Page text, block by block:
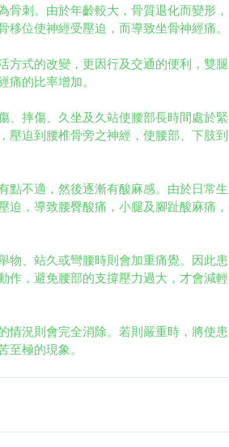
刺。由於年齡較大，骨質退化而變形，
位使神經受壓迫，而導致坐骨神經痛。
方式的改變，更因行及交通的便利，雙腿
的比率增加。
、摔傷、久坐及久站使腰部長時間處於緊
壓迫到腰椎骨旁之神經，使腰部、下肢到
點不適，然後逐漸有酸麻感。由於日常生
，導致腰臀酸痛，小腿及腳趾酸麻痛，
物、站久或彎腰時則會加重痛覺。因此患
作，避免腰部的支撐壓力過大，才會減輕
情況則會完全消除。若則嚴重時，將使患
極的現象。